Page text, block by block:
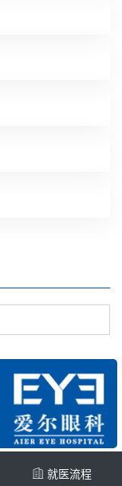
就医流程